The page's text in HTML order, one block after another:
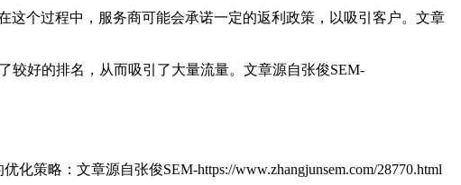
个过程中，服务商可能会承诺一定的返利政策，以吸引客户。 文章
较好的排名，从而吸引了大量流量。 文章源自张俊SEM-
化策略： 文章源自张俊SEM-https://www.zhangjunsem.com/28770.html